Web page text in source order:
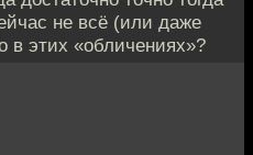
не всё (или даже
в этих «обличениях»?